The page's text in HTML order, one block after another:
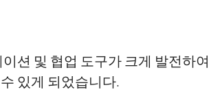
션 및 협업 도구가 크게 발전하
있게 되었습니다.